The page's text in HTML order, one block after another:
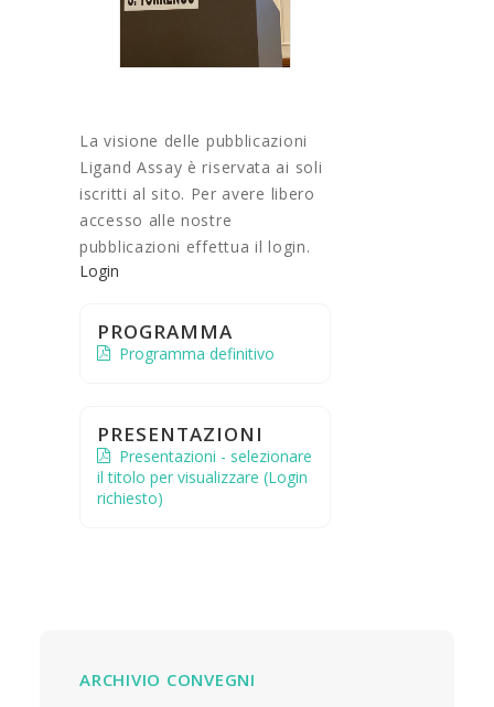
La visione delle pubblicazioni
Ligand Assay è riservata ai soli
iscritti al sito. Per avere libero
accesso alle nostre
pubblicazioni effettua il login.
Login
PROGRAMMA
Programma definitivo
PRESENTAZIONI
Presentazioni - selezionare
il titolo per visualizzare (Login
richiesto)
ARCHIVIO CONVEGNI